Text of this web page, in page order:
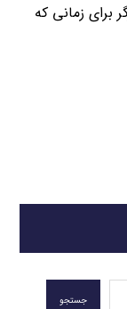
برای زمانی که
جستجو